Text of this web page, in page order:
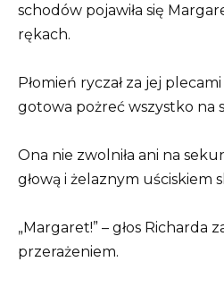
schodów pojawiła się
rękach.
Płomień ryczał za jej
gotowa pożreć wszystko na
Ona nie zwolniła ani na
głową i żelaznym uściskiem
„Margaret!” – głos Richarda
przerażeniem.